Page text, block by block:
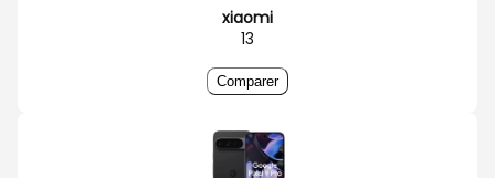
xiaomi
13
Comparer